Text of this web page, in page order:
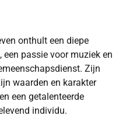
onthult een diepe
passie voor muziek en
Zijn
waarden en karakter
een getalenteerde
individu.